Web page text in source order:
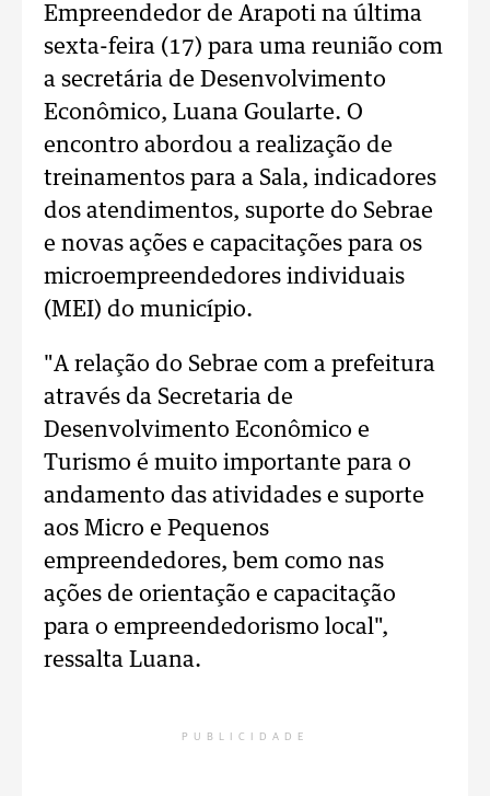
Empreendedor de Arapoti na última
sexta-feira (17) para uma reunião com
a secretária de Desenvolvimento
Econômico, Luana Goularte. O
encontro abordou a realização de
treinamentos para a Sala, indicadores
dos atendimentos, suporte do Sebrae
e novas ações e capacitações para os
microempreendedores individuais
(MEI) do município.
"A relação do Sebrae com a prefeitura
através da Secretaria de
Desenvolvimento Econômico e
Turismo é muito importante para o
andamento das atividades e suporte
aos Micro e Pequenos
empreendedores, bem como nas
ações de orientação e capacitação
para o empreendedorismo local",
ressalta Luana.
PUBLICIDADE